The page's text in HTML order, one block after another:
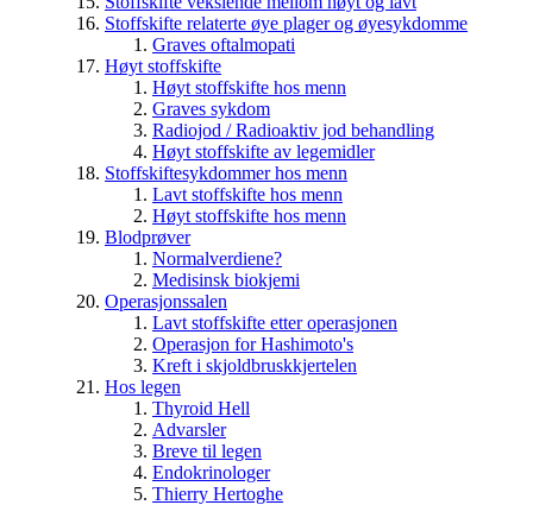
Stoffskifte relaterte øye plager og øyesykdomme
Graves oftalmopati
Høyt stoffskifte
Høyt stoffskifte hos menn
Graves sykdom
Radiojod / Radioaktiv jod behandling
Høyt stoffskifte av legemidler
Stoffskiftesykdommer hos menn
Lavt stoffskifte hos menn
Høyt stoffskifte hos menn
Blodprøver
Normalverdiene?
Medisinsk biokjemi
Operasjonssalen
Lavt stoffskifte etter operasjonen
Operasjon for Hashimoto's
Kreft i skjoldbruskkjertelen
Hos legen
Thyroid Hell
Advarsler
Breve til legen
Endokrinologer
Thierry Hertoghe